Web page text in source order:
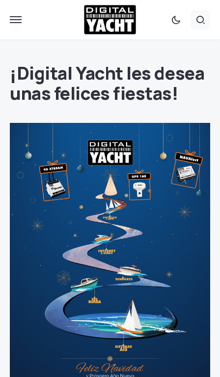
¡Digital Yacht les desea
unas felices fiestas!